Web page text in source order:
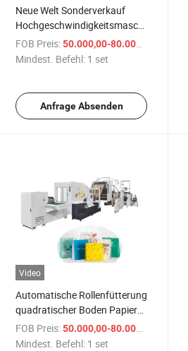
Neue Welt Sonderverkauf
Hochgeschwindigkeitsmaschine
zur Herstellung von
Lebensmittelpapierbeuteln
FOB Preis:50.000,00-80.000,00 $
Mindest. Befehl: 1 set
Anfrage Absenden
Video
Automatische Rollenfütterung
quadratischer Boden Papier
Einkaufstaschen
Herstellungsmaschine
FOB Preis:50.000,00-80.000,00 $
Mindest. Befehl: 1 set